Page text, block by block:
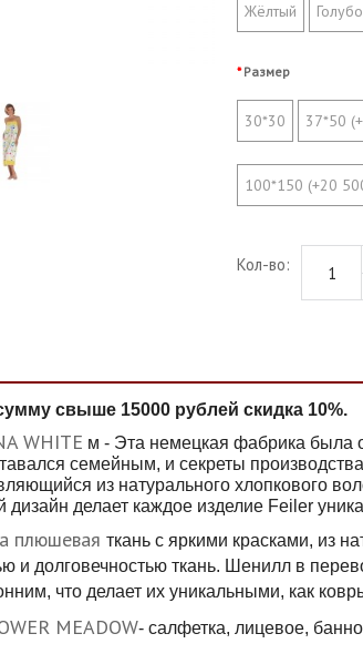
Жёлтый
Размер
30*30 37*50
100*150 (+20
Кол-во:
свыше 15000 рублей скидка 10%.
WHITE м - Эта немецкая фабрика была
семейным, и секреты
из натурального хлопкового
дизайн делает каждое изделие Feiler
плюшевая ткань с яркими красками, из
и долговечностью ткань. Шенилл в
что делает их уникальными, как
MEADOW- салфетка, лицевое,